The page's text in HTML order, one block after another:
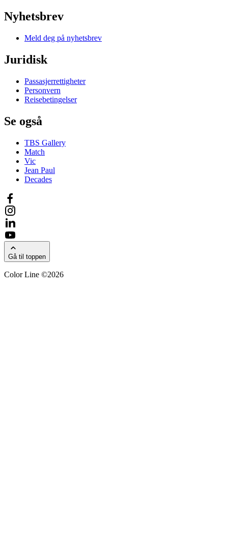
Nyhetsbrev
Meld deg på nyhetsbrev
Juridisk
Passasjerrettigheter
Personvern
Reisebetingelser
Se også
TBS Gallery
Match
Vic
Jean Paul
Decades
Gå til toppen
Color Line ©2026